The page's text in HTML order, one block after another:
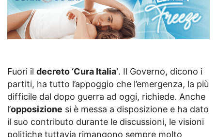
Fuori il decreto ‘Cura Italia’. Il Governo, dicono i
partiti, ha tutto l’appoggio che l’emergenza, la più
difficile dal dopo guerra ad oggi, richiede. Anche
l’opposizione si è messa a disposizione e ha dato
il suo contributo durante le discussioni, le visioni
politiche tuttavia rimangono sempre molto